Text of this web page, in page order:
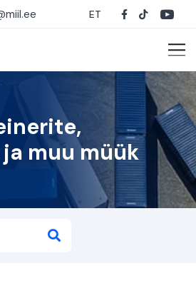
ET
muu müük